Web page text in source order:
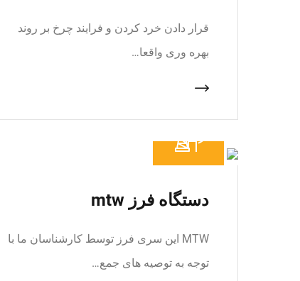
قرار دادن خرد کردن و فرایند چرخ بر روند
بهره وری واقعا…
دستگاه فرز mtw
MTW این سری فرز توسط کارشناسان ما با
توجه به توصیه های جمع…